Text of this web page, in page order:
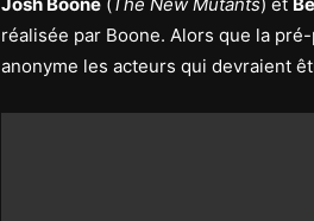
réalisée par Boone. Alors que la
anonyme les acteurs qui devraient